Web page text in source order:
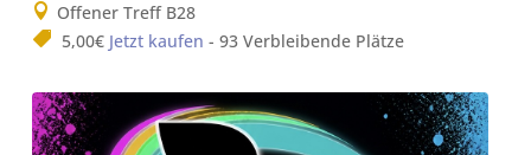
Offener Treff B28
5,00€ Jetzt kaufen - 93 Verbleibende Plätze